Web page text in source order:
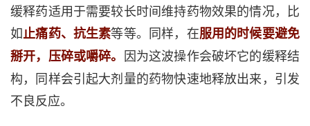
缓释药适用于需要较长时间维持药物效果的情况，比
如止痛药、抗生素等等。同样，在服用的时候要避免
掰开，压碎或嚼碎。 因为这波操作会破坏它的缓释结
构，同样会引起大剂量的药物快速地释放出来，引发
不良反应。